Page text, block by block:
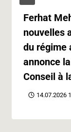
Ferhat
nouvelles
du régime
annonce
Conseil à
14.07.2026